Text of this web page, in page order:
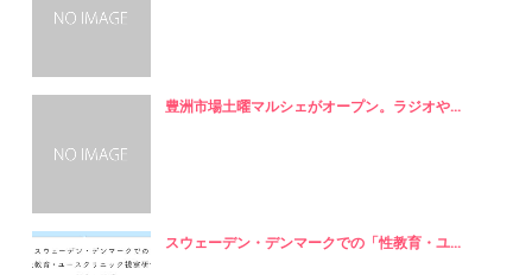
豊洲市場土曜マルシェがオープン。ラジオや...
スウェーデン・デンマークでの「性教育・ユ...